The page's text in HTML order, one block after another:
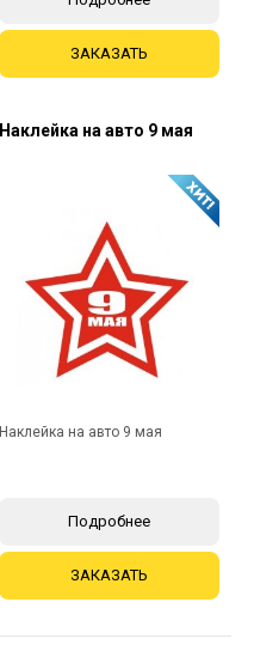
ЗАКАЗАТЬ
Наклейка на авто 9 мая
Наклейка на авто 9 мая
Подробнее
ЗАКАЗАТЬ